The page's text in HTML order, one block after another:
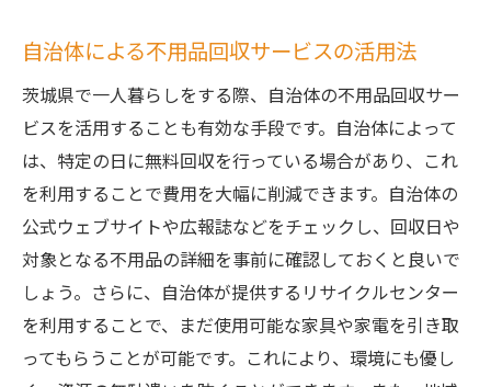
心構え
不用品回収で暮らしの基盤を整える方法
新生活をスムーズに始めるための準備ステ
ップ
不用品回収の必要性を感じる瞬間とは
茨城県での生活をより楽しくするためのヒ
ント
一人暮らしを始める前にやるべきことリス
ト
茨城県で賢く不用品回収一人暮らしの生活空間
自治体による不用品回収サービスの活用法
茨城県で一人暮らしをする際、自治体の不用品回収サー
ビスを活用することも有効な手段です。自治体によって
は、特定の日に無料回収を行っている場合があり、これ
を利用することで費用を大幅に削減できます。自治体の
公式ウェブサイトや広報誌などをチェックし、回収日や
対象となる不用品の詳細を事前に確認しておくと良いで
しょう。さらに、自治体が提供するリサイクルセンター
を利用することで、まだ使用可能な家具や家電を引き取
ってもらうことが可能です。これにより、環境にも優し